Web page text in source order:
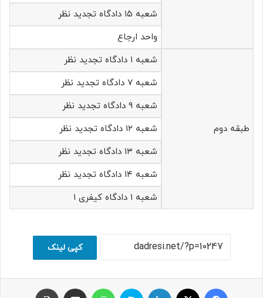
شعبه ۱۵ دادگاه تجدید نظر
واحد ارجاع
طبقه دوم
شعبه ۱ دادگاه تجدید نظر
شعبه ۷ دادگاه تجدید نظر
شعبه ۹ دادگاه تجدید نظر
شعبه ۱۲ دادگاه تجدید نظر
شعبه ۱۳ دادگاه تجدید نظر
شعبه ۱۴ دادگاه تجدید نظر
شعبه ۱ دادگاه کیفری ۱
کپی لینک
فیسبوک ایکس لینکداین اسکایپ واتس آپ اشتراک با ایمیل